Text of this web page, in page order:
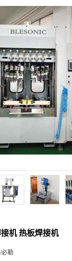
机 热板焊接机
必勒